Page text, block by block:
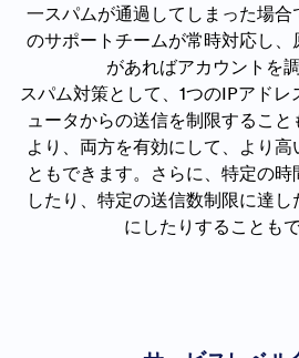
一スパムが通過してしまった場合
のサポートチームが常時対応し
があればアカウントを
スパム対策として、1つのIPアド
ュータからの送信を制限するこ
より、両方を有効にして、より高
ともできます。さらに、特定の
したり、特定の送信数制限に達
にしたりすることもで